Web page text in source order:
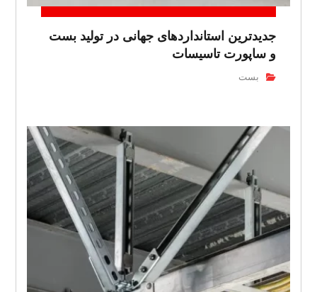
جدیدترین استانداردهای جهانی در تولید بست
و ساپورت تاسیسات
بست